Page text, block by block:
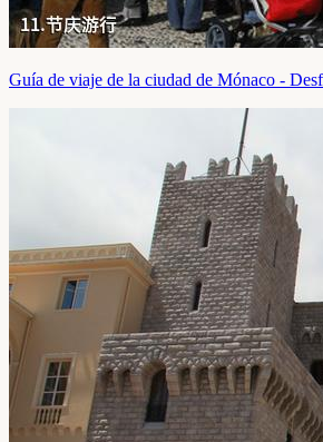
Guía de viaje de la ciudad de Mónaco -